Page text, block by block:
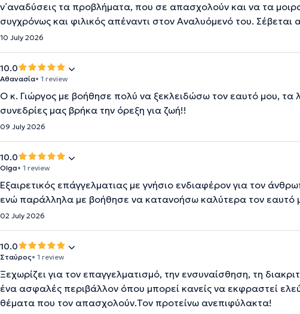
ν΄αναδύσεις τα προβλήματα, που σε απασχολούν και να τα
συγχρόνως και φιλικός απέναντι στον Αναλυόμενό του.
10 July 2026
10.0
Αθανασία• 1 review
Ο κ. Γιώργος με βοήθησε πολύ να ξεκλειδώσω τον εαυτό μου, τα
συνεδρίες μας βρήκα την όρεξη για ζωή!!
09 July 2026
10.0
Olga• 1 review
Εξαιρετικός επάγγελματιας με γνήσιο ενδιαφέρον για τον
ενώ παράλληλα με βοήθησε να κατανοήσω καλύτερα τον εαυτό
02 July 2026
10.0
Σταύρος• 1 review
Ξεχωρίζει για τον επαγγελματισμό, την ενσυναίσθηση, τη
ένα ασφαλές περιβάλλον όπου μπορεί κανείς να εκφραστεί
θέματα που τον απασχολούν.Τον προτείνω ανεπιφύλακτα!